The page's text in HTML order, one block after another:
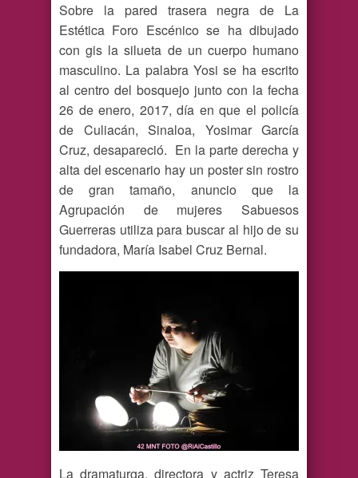
Sobre la pared trasera negra de La
Estética Foro Escénico se ha dibujado
con gis la silueta de un cuerpo humano
masculino. La palabra Yosi se ha escrito
al centro del bosquejo junto con la fecha
26 de enero, 2017, día en que el policía
de Culiacán, Sinaloa, Yosimar García
Cruz, desapareció. En la parte derecha y
alta del escenario hay un poster sin rostro
de gran tamaño, anuncio que la
Agrupación de mujeres Sabuesos
Guerreras utiliza para buscar al hijo de su
fundadora, María Isabel Cruz Bernal.
La dramaturga, directora y actriz Teresa